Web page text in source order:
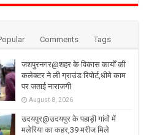
Comments Tags
जशपुरनगर@शहर के विकास कार्यों की
कलेक्टर ने ली ग्राउंड रिपोर्ट,धीमे काम
पर जताई नाराजगी
August 8, 2026
उदयपुर@उदयपुर के पहाड़ी गांवों में
मलेरिया का कहर,39 मरीज मिले